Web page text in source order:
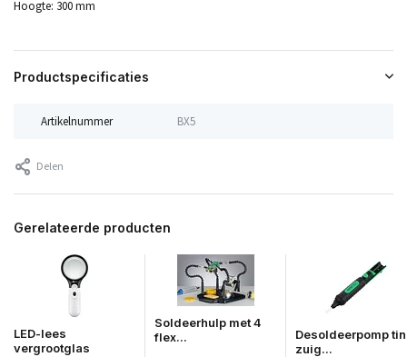
Hoogte: 300 mm
Productspecificaties
Artikelnummer BX5
Delen
Gerelateerde producten
LED-lees
vergrootglas
Soldeerhulp met 4
flex...
Desoldeerpomp tin
zuig...